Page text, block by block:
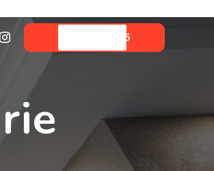
05 59 06 33 45